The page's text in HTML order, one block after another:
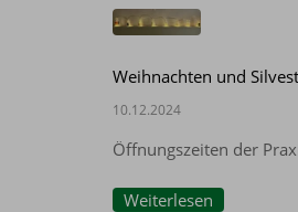
Weihnachten und
10.12.2024
Öffnungszeiten der
Weiterlesen